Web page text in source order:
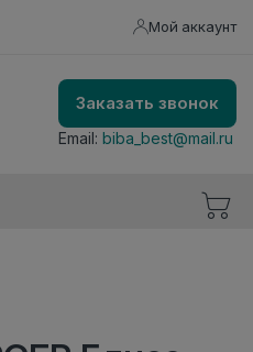
Мой аккаунт
Заказать звонок
Email: biba_best@mail.ru